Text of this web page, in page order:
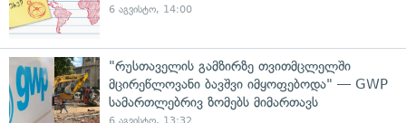
6 აგვისტო, 14:00
"რუსთაველის გამზირზე თვითმცლელში
მცირეწლოვანი ბავშვი იმყოფებოდა" — GWP
სამართლებრივ ზომებს მიმართავს
6 აგვისტო, 13:32